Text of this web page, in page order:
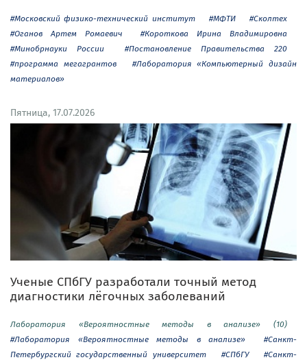
#Московский физико-технический институт #МФТИ
#Сколтех
#Оганов Артем Ромаевич
#Короткова Ирина Владимировна
#Минобрнауки России
#Постановление Правительства 220
#программа мегагрантов
#Лаборатория «Компьютерный дизайн
материалов»
Пятница, 17.07.2026
Ученые СПбГУ разработали точный метод
диагностики лёгочных заболеваний
Лаборатория «Вероятностные методы в анализе» (10)
#Лаборатория «Вероятностные методы в анализе»
#Санкт-
Петербургский государственный университет
#СПбГУ
#Санкт-